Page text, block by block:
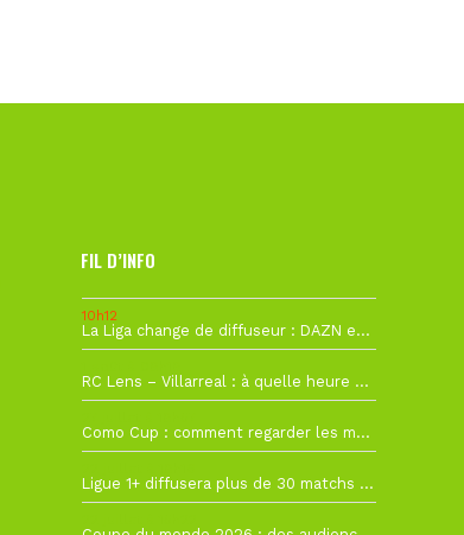
FIL D’INFO
10h12
La Liga change de diffuseur : DAZN et Disney+ remplacent beIN Sports !
RC Lens – Villarreal : à quelle heure et sur quelle chaîne voir la finale de la Como Cup ?
Como Cup : comment regarder les matchs du RC Lens en direct ?
Ligue 1+ diffusera plus de 30 matchs amicaux avant la reprise de la Ligue 1